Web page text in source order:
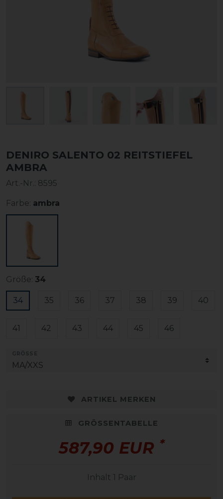
DENIRO SALENTO 02 REITSTIEFEL
AMBRA
Art.-Nr.: 8595
Farbe: ambra
Größe: 34
34 35 36 37 38 39 40
41 42 43 44 45 46
ARTIKEL MERKEN
GRÖSSENTABELLE
587,90 EUR *
Inhalt 1 Paar